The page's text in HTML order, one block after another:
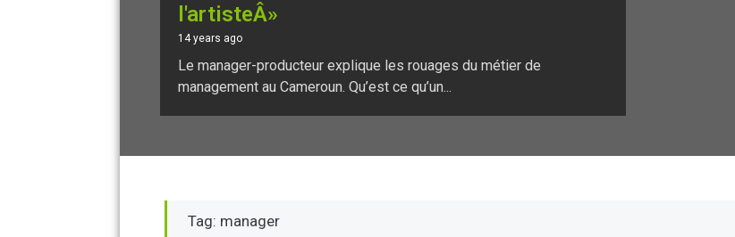
l'artisteÂ»
14 years ago
Le manager-producteur explique les rouages du métier de
management au Cameroun. Qu’est ce qu’un...
Tag: manager